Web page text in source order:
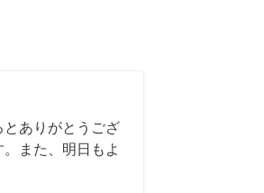
ありがとうござ
また、明日もよ